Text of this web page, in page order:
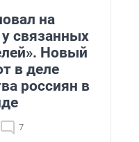
на
у связанных
Новый
в деле
россиян в
7